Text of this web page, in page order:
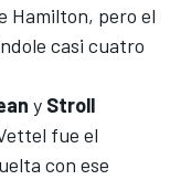
Hamilton, pero el
casi cuatro
y Stroll
fue el
con ese